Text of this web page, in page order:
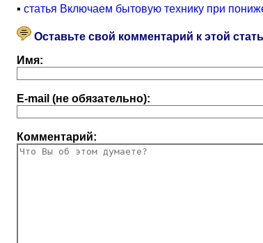
▪ статья Включаем бытовую технику при
Оставьте свой комментарий к этой
Имя:
E-mail (не обязательно):
Комментарий: